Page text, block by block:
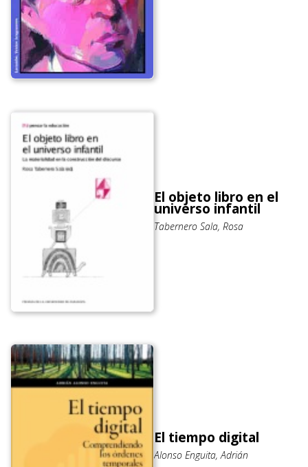
El objeto libro en el
universo infantil
Tabernero Sala, Rosa
El tiempo digital
Alonso Enguita, Adrián